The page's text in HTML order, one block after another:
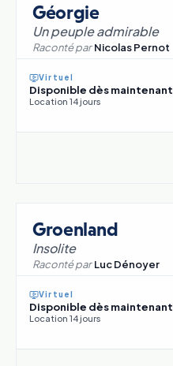
Géorgie
Un peuple admirable
Raconté par Nicolas Pernot
Virtuel
Disponible dès maintenant
Location 14 jours
Groenland
Insolite
Raconté par Luc Dénoyer
Virtuel
Disponible dès maintenant
Location 14 jours